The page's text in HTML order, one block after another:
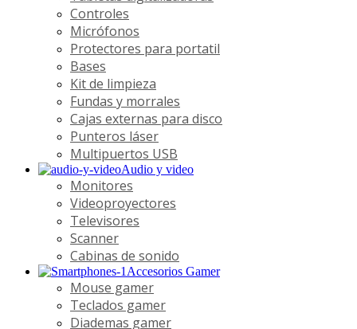
Controles
Micrófonos
Protectores para portatil
Bases
Kit de limpieza
Fundas y morrales
Cajas externas para disco
Punteros láser
Multipuertos USB
Audio y video
Monitores
Videoproyectores
Televisores
Scanner
Cabinas de sonido
Accesorios Gamer
Mouse gamer
Teclados gamer
Diademas gamer